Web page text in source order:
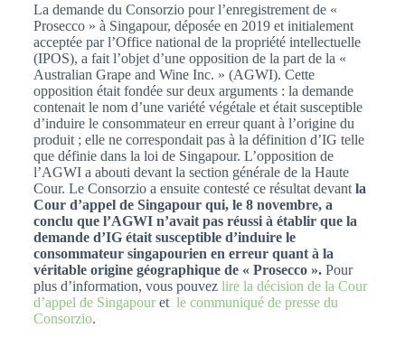
La demande du Consorzio pour l’enregistrement de «
Prosecco » à Singapour, déposée en 2019 et initialement
acceptée par l’Office national de la propriété intellectuelle
(IPOS), a fait l’objet d’une opposition de la part de la «
Australian Grape and Wine Inc. » (AGWI). Cette
opposition était fondée sur deux arguments : la demande
contenait le nom d’une variété végétale et était susceptible
d’induire le consommateur en erreur quant à l’origine du
produit ; elle ne correspondait pas à la définition d’IG telle
que définie dans la loi de Singapour. L’opposition de
l’AGWI a abouti devant la section générale de la Haute
Cour. Le Consorzio a ensuite contesté ce résultat devantla
Cour d’appel de Singapour qui, le 8 novembre, a
conclu que l’AGWI n’avait pas réussi à établir que la
demande d’IG était susceptible d’induire le
consommateur singapourien en erreur quant à la
véritable origine géographique de « Prosecco ».Pour
plus d’information, vous pouvez lire la décision de la Cour
d’appel de Singapouret le communiqué de presse du
Consorzio.